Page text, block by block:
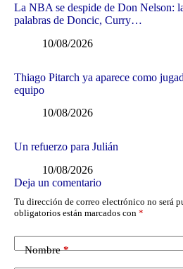
La NBA se despide de Don Nelson:
palabras de Doncic, Curry…
10/08/2026
Thiago Pitarch ya aparece como
equipo
10/08/2026
Un refuerzo para Julián
10/08/2026
Deja un comentario
Tu dirección de correo electrónico no será
obligatorios están marcados con *
Nombre*